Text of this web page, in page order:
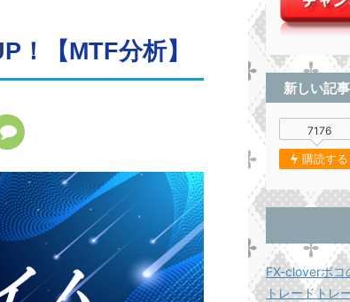
！【MTF分析】
新しい記
7176
購読する
FX-cloverポコ
トレードトレ